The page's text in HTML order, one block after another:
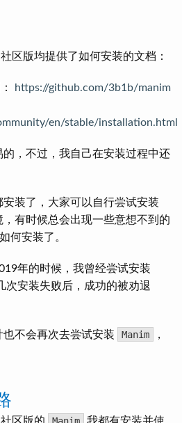
区版均提供了如何安装的文档：
https://github.com/3b1b/manim
en/stable/installation.html
，不过，我自己在安装过程中还
装了，大家可以自行尝试安装
有时候总会出现一些意想不到的
何安装了。
年的时候，我曾经尝试安装
次安装失败后，成功的被劝退
不会再次去尝试安装 Manim
，
区版的 Manim
我都有安装并使